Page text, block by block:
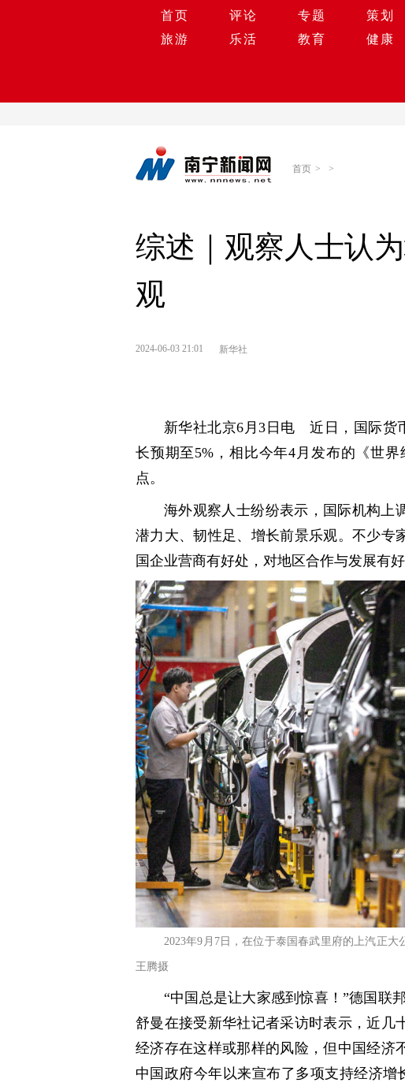
首页 评论 专题 策划
旅游
乐活 教育 健康
首页 > >
综述｜观察人士认
观
2024-06-03 21:01 新华社
新华社北京6月3日电 近日，国际货
长预期至5%，相比今年4月发布的《世
点。
海外观察人士纷纷表示，国际机构上
潜力大、韧性足、增长前景乐观。不少专
国企业营商有好处，对地区合作与发展有
2023年9月7日，在位于泰国春武里府的上汽正
王腾摄
“中国总是让大家感到惊喜！”德国联
舒曼在接受新华社记者采访时表示，近几
经济存在这样或那样的风险，但中国经济
中国政府今年以来宣布了多项支持经济